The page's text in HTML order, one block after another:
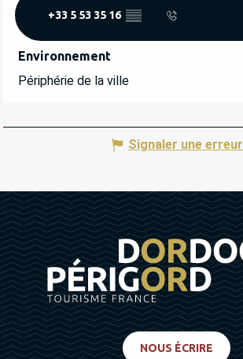
+33 5 53 35 16 ▒▒
Environnement
Environnement
Périphérie de la ville
Signaler une erreur
NOUS ÉCRIRE